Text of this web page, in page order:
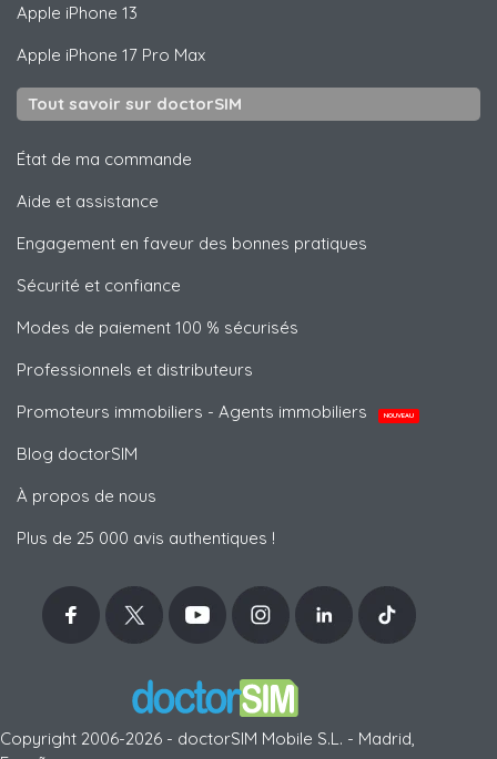
Apple iPhone 13
Apple iPhone 17 Pro Max
Tout savoir sur doctorSIM
État de ma commande
Aide et assistance
Engagement en faveur des bonnes pratiques
Sécurité et confiance
Modes de paiement 100 % sécurisés
Professionnels et distributeurs
Promoteurs immobiliers - Agents immobiliers
NOUVEAU
Blog doctorSIM
À propos de nous
Plus de 25 000 avis authentiques !
Copyright 2006-2026 - doctorSIM Mobile S.L. - Madrid,